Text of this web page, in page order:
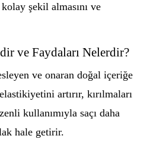
şekil almasını ve
ve Faydaları Nelerdir?
ve onaran doğal içeriğe
artırır, kırılmaları
kullanımıyla saçı daha
hale getirir.